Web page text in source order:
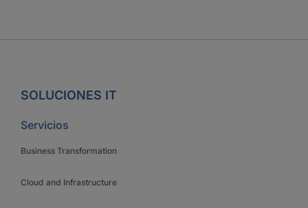
SOLUCIONES IT
Servicios
Business Transformation
Cloud and Infrastructure